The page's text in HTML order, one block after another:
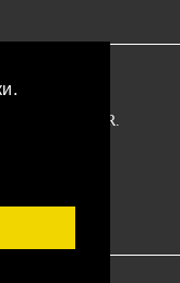
с GDPR.